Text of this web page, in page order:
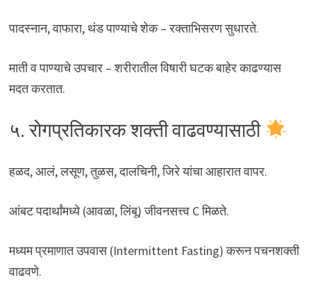
पादस्नान, वाफारा, थंड पाण्याचे शेक – रक्ताभिसरण सुधारते.
माती व पाण्याचे उपचार – शरीरातील विषारी घटक बाहेर काढण्यास
मदत करतात.
५. रोगप्रतिकारक शक्ती वाढवण्यासाठी
हळद, आलं, लसूण, तुळस, दालचिनी, जिरे यांचा आहारात वापर.
आंबट पदार्थांमध्ये (आवळा, लिंबू) जीवनसत्त्व C मिळते.
मध्यम प्रमाणात उपवास (Intermittent Fasting) करून पचनशक्ती
वाढवणे.